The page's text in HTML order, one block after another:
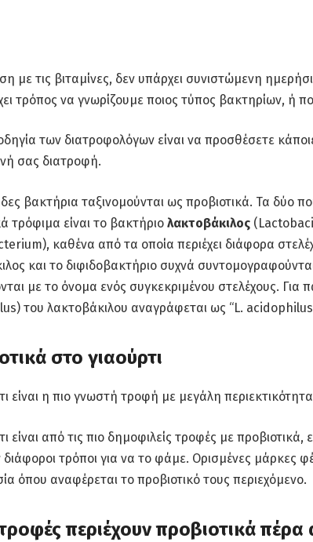
με τις βιταμίνες, δεν υπάρχει συνιστώμενη
τρόπος να γνωρίζουμε ποιος τύπος βακτηρίων, ή
των διατροφολόγων είναι να προσθέσετε
σας διατροφή.
βακτήρια ταξινομούνται ως προβιοτικά. Τα δύο
τρόφιμα είναι το βακτήριο λακτοβάκιλος
καθένα από τα οποία περιέχει διάφορα
και το διφιδοβακτήριο συχνά συντομογραφούνται
με το όνομα ενός συγκεκριμένου στελέχους. Για
του λακτοβάκιλου αναγράφεται ως “L.
στο γιαούρτι
είναι η πιο γνωστή τροφή με μεγάλη
είναι από τις πιο δημοφιλείς τροφές με προβιοτικά,
τρόποι για να το φάμε. Ορισμένες μάρκες
όπου αναφέρεται το προβιοτικό τους περιεχόμενο.
περιέχουν προβιοτικά πέρα